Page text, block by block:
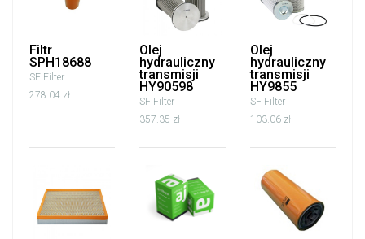
Filtr
SPH18688
SF Filter
278.04 zł
Olej
hydrauliczny
transmisji
HY90598
SF Filter
357.35 zł
Olej
hydrauliczny
transmisji
HY9855
SF Filter
103.06 zł